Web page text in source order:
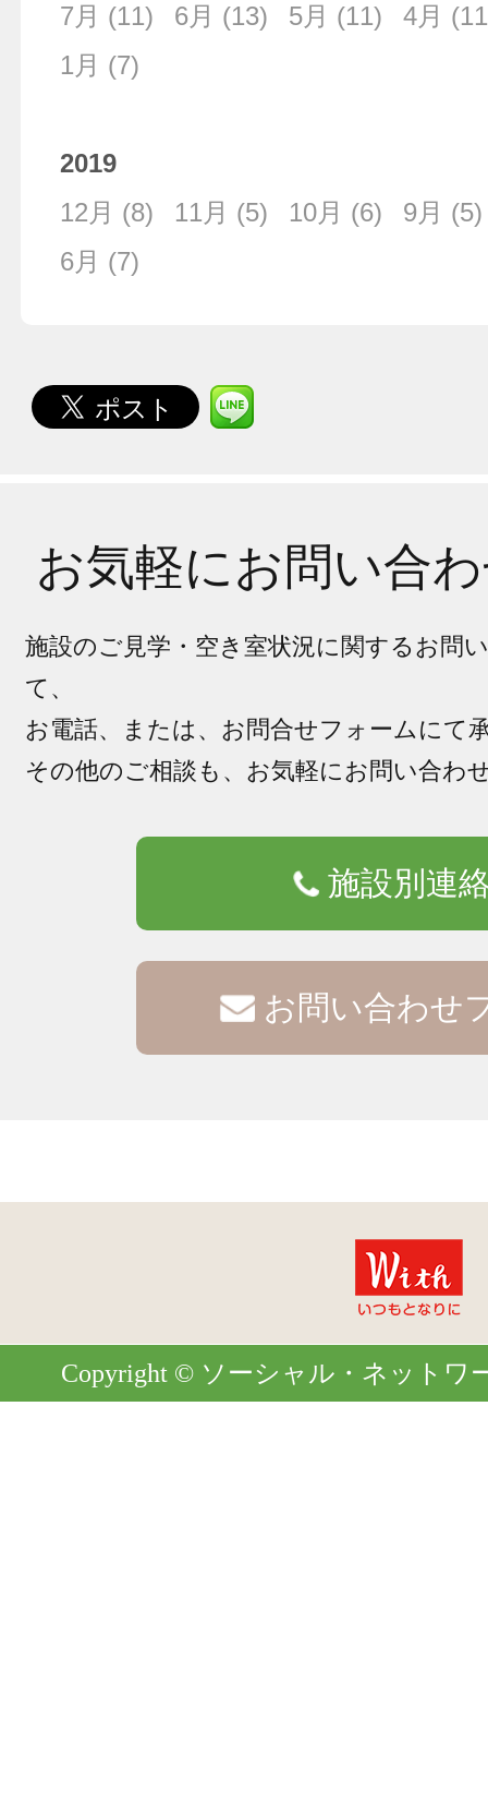
7月 (11) 6月 (13) 5月 (11) 4月
1月 (7)
2019
12月 (8) 11月 (5) 10月 (6) 9月 (5)
6月 (7)
お気軽にお問い合
施設のご見学・空き室状況に関するお問
て、
お電話、または、お問合せフォームにて
その他のご相談も、お気軽にお問い合わ
施設別連
お問い合わせ
Copyright © ソーシャル・ネットワ